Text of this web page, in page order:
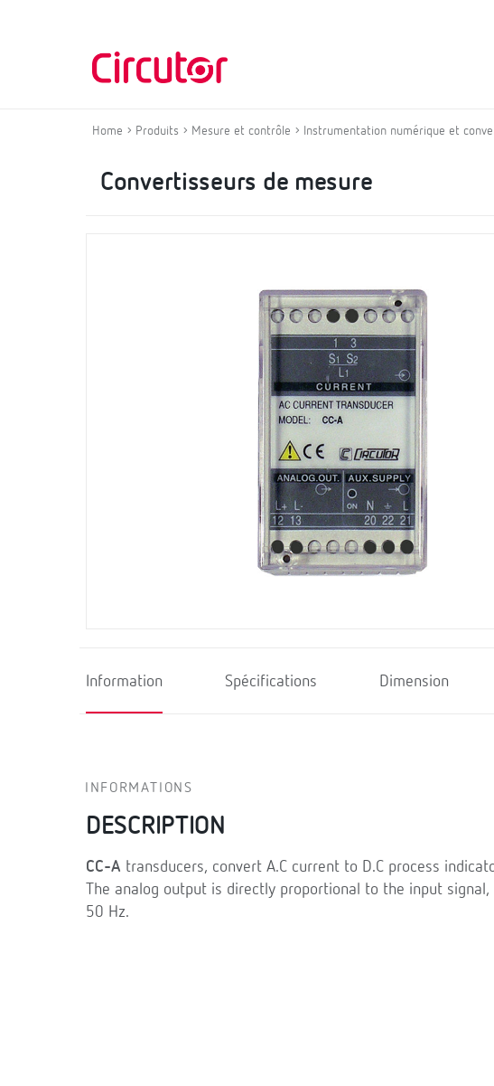
Home Produits Mesure et contrôle Instrumentation numérique et
Convertisseurs de mesure
Information Spécifications Dimension
INFORMATIONS
DESCRIPTION
CC-A transducers, convert A.C current to D.C process
The analog output is directly proportional to the input
50 Hz.